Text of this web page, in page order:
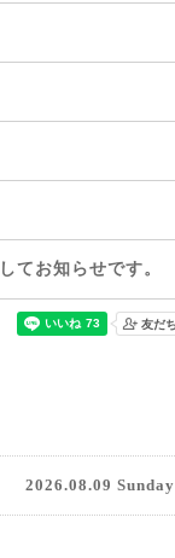
てお知らせです。
2026.08.09 Sunday